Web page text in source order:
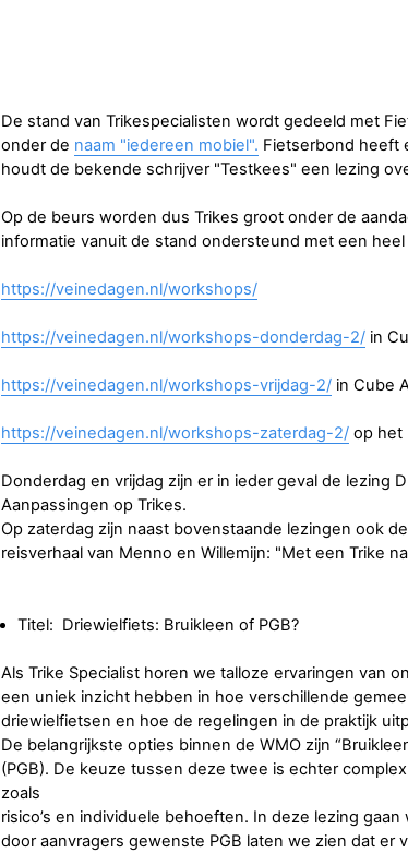
De stand van Trikespecialisten wordt gedeeld met
onder de naam "iedereen mobiel". Fietserbond heeft
houdt de bekende schrijver "Testkees" een lezing
Op de beurs worden dus Trikes groot onder de
informatie vanuit de stand ondersteund met een heel
https://veinedagen.nl/workshops/
https://veinedagen.nl/workshops-donderdag-2/ in
https://veinedagen.nl/workshops-vrijdag-2/ in Cube
https://veinedagen.nl/workshops-zaterdag-2/ op het
Donderdag en vrijdag zijn er in ieder geval de lezing
Aanpassingen op Trikes.
Op zaterdag zijn naast bovenstaande lezingen ook
reisverhaal van Menno en Willemijn: "Met een Trike
Titel: Driewielfiets: Bruikleen of PGB?
Als Trike Specialist horen we talloze ervaringen van
een uniek inzicht hebben in hoe verschillende
driewielfietsen en hoe de regelingen in de praktijk
De belangrijkste opties binnen de WMO zijn
(PGB). De keuze tussen deze twee is echter
zoals
risico’s en individuele behoeften. In deze lezing
door aanvragers gewenste PGB laten we zien dat er